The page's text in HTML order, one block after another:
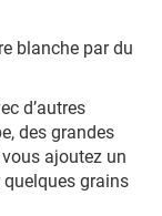
blanche par du
d’autres
des grandes
ajoutez un
grains